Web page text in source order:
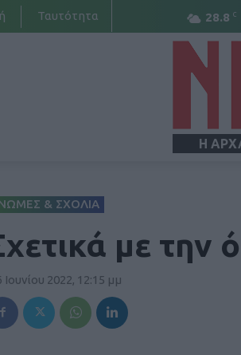
28.8 C
Ταυτότητα
Η
& ΣΧΟΛΙΑ
με την
Ιουνίου 2022, 12:15 μμ